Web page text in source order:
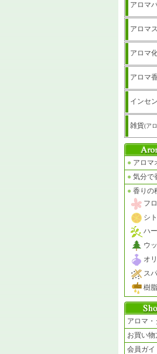
アロマ
アロマ
アロマ
アロマ
インセ
雑貨(ア
● アロマ
● 気分で
● 香りの
フ
シ
ハ
ウ
オ
ス
樹
アロマ
お買い物
会員ガイ